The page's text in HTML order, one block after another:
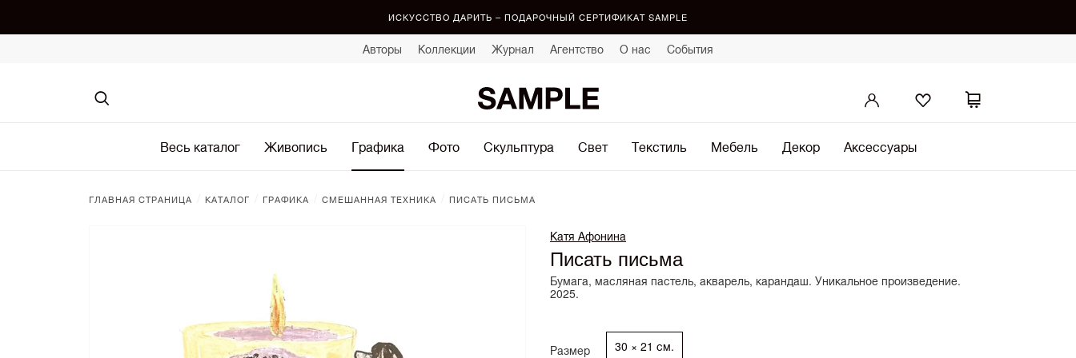
ИСКУССТВО ДАРИТЬ – ПОДАРОЧНЫЙ СЕРТИФИКАТ SAMPLE
Авторы Коллекции Журнал Агентство О нас События
Весь каталог Живопись Графика Фото Скульптура Свет Текстиль Мебель Декор Аксессуары
ГЛАВНАЯ СТРАНИЦА КАТАЛОГ ГРАФИКА СМЕШАННАЯ ТЕХНИКА ПИСАТЬ ПИСЬМА
Катя Афонина
Писать письма
Бумага, масляная пастель, акварель, карандаш. Уникальное произведение.
2025.
Размер 30 × 21 см.